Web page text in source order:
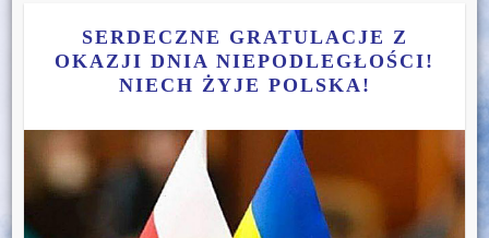
SERDECZNE GRATULACJE Z
OKAZJI DNIA NIEPODLEGŁOŚCI!
NIECH ŻYJE POLSKA!